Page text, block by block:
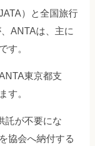
）と全国旅行
ANTAは、主に
す。
東京都支
す。
託が不要にな
協会へ納付する